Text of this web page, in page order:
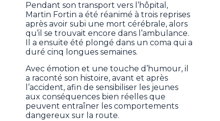
Pendant son transport vers l’hôpital,
Martin Fortin a été réanimé à trois reprises
après avoir subi une mort cérébrale, alors
qu’il se trouvait encore dans l’ambulance.
Il a ensuite été plongé dans un coma qui a
duré cinq longues semaines.
Avec émotion et une touche d’humour, il
a raconté son histoire, avant et après
l’accident, afin de sensibiliser les jeunes
aux conséquences bien réelles que
peuvent entraîner les comportements
dangereux sur la route.